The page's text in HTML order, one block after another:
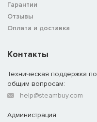
Гарантии
Отзывы
Оплата и доставка
Контакты
Техническая поддержка по
общим вопросам:
help@steambuy.com
Администрация: